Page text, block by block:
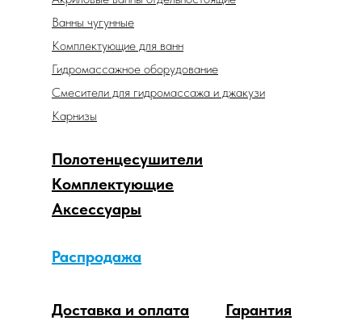
Аксессуары
Распродажа
Комплектующие
Доставка и оплата
Гарантия
Ванны чугунные
Комплектующие для ванн
Гидромассажное оборудование
Смесители для гидромассажа и джакузи
Карнизы
Полотенцесушители